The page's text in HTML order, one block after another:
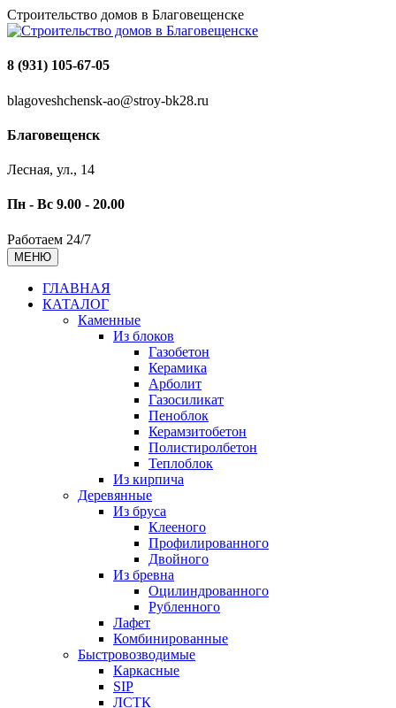
Строительство домов в Благовещенске
8 (931) 105-67-05
blagoveshchensk-ao@stroy-bk28.ru
Благовещенск
Лесная, ул., 14
Пн - Вс 9.00 - 20.00
Работаем 24/7
МЕНЮ
ГЛАВНАЯ
КАТАЛОГ
Каменные
Из блоков
Газобетон
Керамика
Арболит
Газосиликат
Пеноблок
Керамзитобетон
Полистиролбетон
Теплоблок
Из кирпича
Деревянные
Из бруса
Клееного
Профилированного
Двойного
Из бревна
Оцилиндрованного
Рубленного
Лафет
Комбинированные
Быстровозводимые
Каркасные
SIP
ЛСТК